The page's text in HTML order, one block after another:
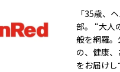
「35歳、
部。 “大人
般を網羅
の、健康
をお届けし